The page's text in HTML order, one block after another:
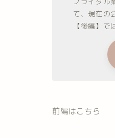
て、現在の
【後編】
前編はこちら